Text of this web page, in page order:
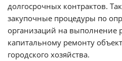
долгосрочных контрактов.
закупочные процедуры по
организаций на выполнение
капитальному ремонту
городского хозяйства.